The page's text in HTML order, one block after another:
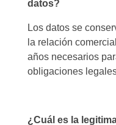
datos?
Los datos se
la relación
años necesarios
obligaciones
¿Cuál es la